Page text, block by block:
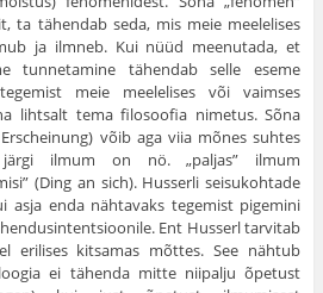
ta tähendab seda, mis meie meelelises
ja ilmneb. Kui nüüd meenutada, et
tunnetamine tähendab selle eseme
meie meelelises või vaimses
liht­salt tema filosoofia nimetus. Sõna
võib aga viia mõnes suhtes
järgi ilmum on nö. „paljas” ilmum
(Ding an sich). Husserli seisukohtade
asja enda nähta­vaks tegemist pigemini
Ent Husserl tarvitab
erilises kitsamas mõttes. See nähtub
ei tähenda mitte nii­palju õpetust